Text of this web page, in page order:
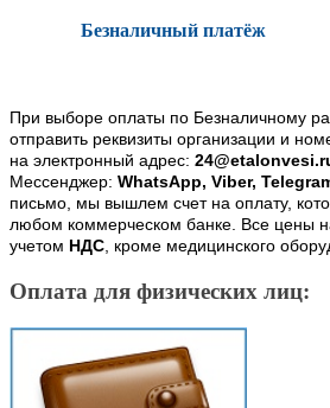
Безналичный платёж
При выборе оплаты по Безналичному
отправить реквизиты организации и
на электронный адрес:
Мессенджер: WhatsApp, Viber,
письмо, мы вышлем счет на оплату,
любом коммерческом банке. Все цены
учетом НДС, кроме медицинского
Оплата для физических лиц: